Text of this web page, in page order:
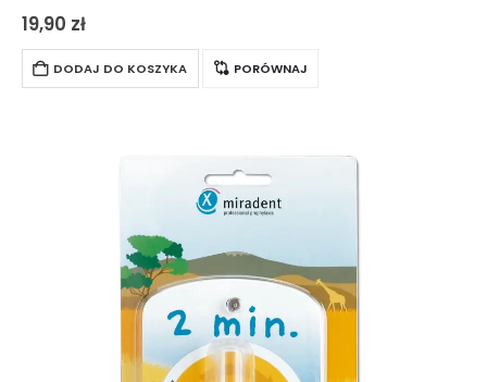
efektywne i bezpieczne czyszczenie jamy ustnej, a
znajdują…
19,90 zł
DODAJ DO KOSZYKA PORÓWNAJ